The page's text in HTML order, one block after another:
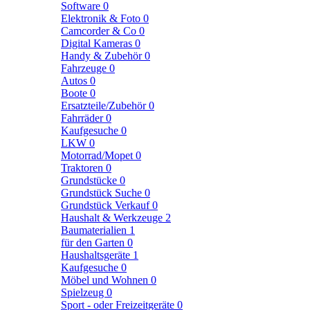
Software 0
Elektronik & Foto 0
Camcorder & Co 0
Digital Kameras 0
Handy & Zubehör0
Fahrzeuge 0
Autos 0
Boote 0
Ersatzteile/Zubehör0
Fahrräder0
Kaufgesuche 0
LKW 0
Motorrad/Mopet 0
Traktoren 0
Grundstücke 0
Grundstück Suche 0
Grundstück Verkauf0
Haushalt & Werkzeuge 2
Baumaterialien 1
für den Garten 0
Haushaltsgeräte 1
Kaufgesuche 0
Möbel und Wohnen 0
Spielzeug 0
Sport - oder Freizeitgeräte 0